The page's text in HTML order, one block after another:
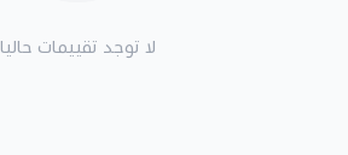
لا توجد تقييمات حاليا